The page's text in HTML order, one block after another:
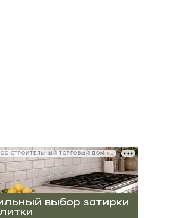
РЕКЛАМА • ООО СТРОИТЕЛЬНЫЙ ТОРГОВЫЙ ДОМ «ПЕТРОВИЧ», ИНН 7802348846